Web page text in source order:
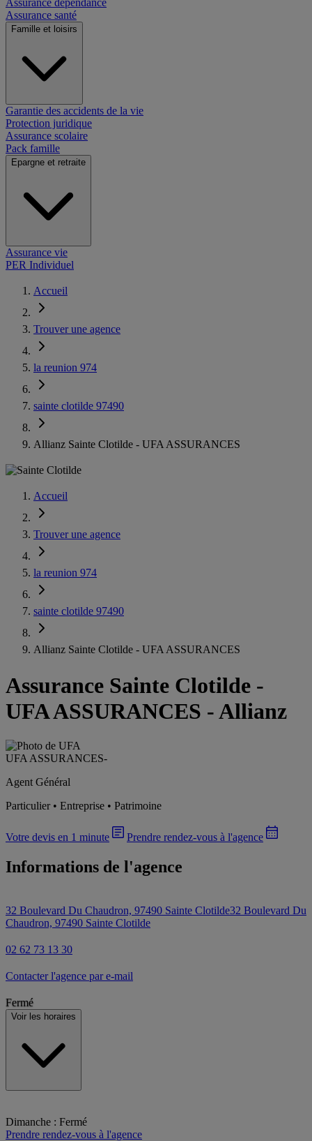
Assurance dépendance
Assurance santé
Famille et loisirs
Garantie des accidents de la vie
Protection juridique
Assurance scolaire
Pack famille
Epargne et retraite
Assurance vie
PER Individuel
Accueil
Trouver une agence
la reunion 974
sainte clotilde 97490
Allianz Sainte Clotilde - UFA ASSURANCES
Accueil
Trouver une agence
la reunion 974
sainte clotilde 97490
Allianz Sainte Clotilde - UFA ASSURANCES
Assurance Sainte Clotilde -
UFA ASSURANCES - Allianz
UFA ASSURANCES-
Agent Général
Particulier • Entreprise • Patrimoine
Votre devis en 1 minute Prendre rendez-vous à l'agence
Informations de l'agence
32 Boulevard Du Chaudron, 97490 Sainte Clotilde32 Boulevard Du
Chaudron, 97490 Sainte Clotilde
02 62 73 13 30
Contacter l'agence par e-mail
Fermé
Voir les horaires
Dimanche : Fermé
Prendre rendez-vous à l'agence